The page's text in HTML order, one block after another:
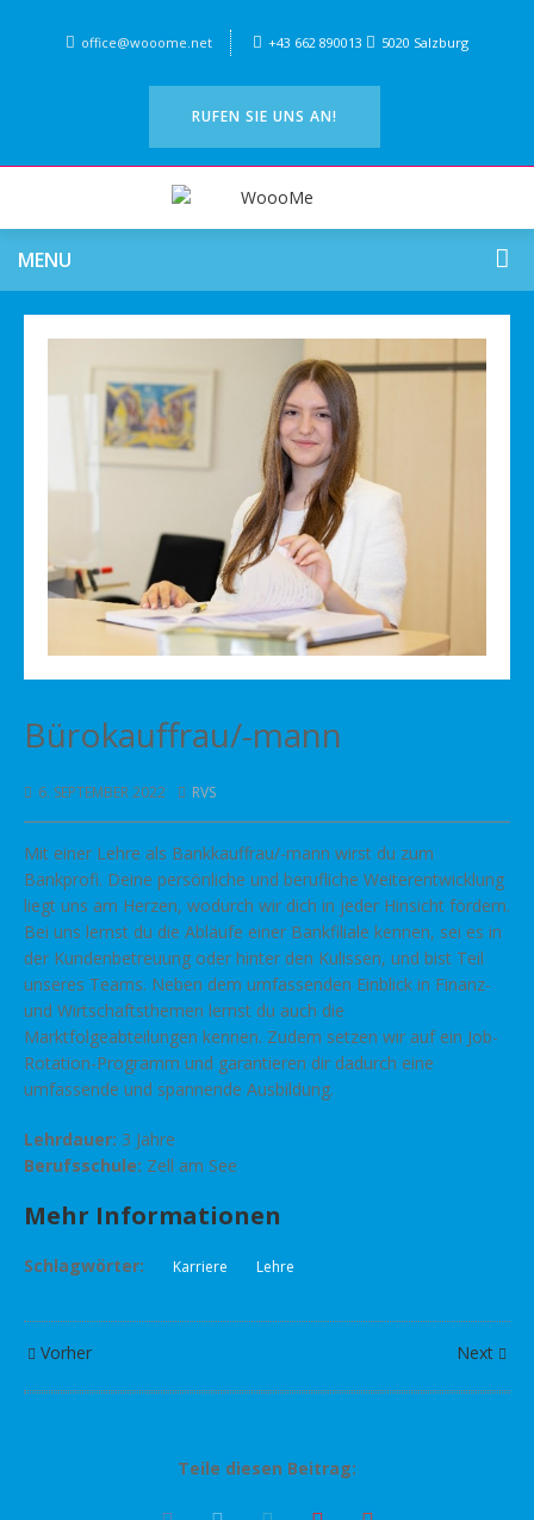
office@wooome.net +43 662 890013 5020 Salzburg
RUFEN SIE UNS AN!
MENU
Bürokauffrau/-mann
6. SEPTEMBER 2022 RVS
Mit einer Lehre als Bankkauffrau/-mann wirst du zum
Bankprofi. Deine persönliche und berufliche Weiterentwicklung
liegt uns am Herzen, wodurch wir dich in jeder Hinsicht fördern.
Bei uns lernst du die Abläufe einer Bankfiliale kennen, sei es in
der Kundenbetreuung oder hinter den Kulissen, und bist Teil
unseres Teams. Neben dem umfassenden Einblick in Finanz-
und Wirtschaftsthemen lernst du auch die
Marktfolgeabteilungen kennen. Zudem setzen wir auf ein Job-
Rotation-Programm und garantieren dir dadurch eine
umfassende und spannende Ausbildung.
Lehrdauer: 3 Jahre
Berufsschule: Zell am See
Mehr Informationen
Schlagwörter: Karriere Lehre
Vorher Next
Teile diesen Beitrag: